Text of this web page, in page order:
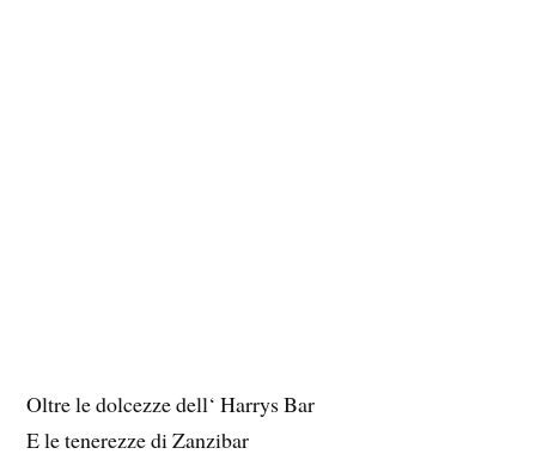
Oltre le dolcezze dell‘ Harrys Bar
E le tenerezze di Zanzibar